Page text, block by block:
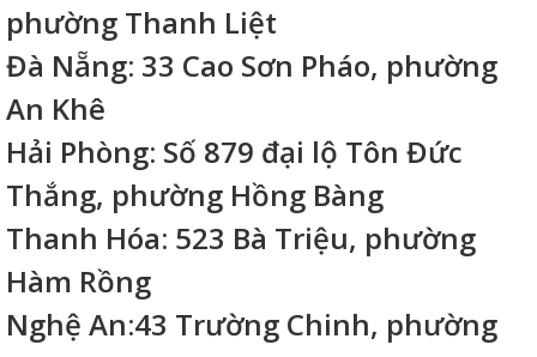
phường Thanh Liệt
Đà Nẵng: 33 Cao Sơn Pháo, phường
An Khê
Hải Phòng: Số 879 đại lộ Tôn Đức
Thắng, phường Hồng Bàng
Thanh Hóa: 523 Bà Triệu, phường
Hàm Rồng
Nghệ An:43 Trường Chinh, phường